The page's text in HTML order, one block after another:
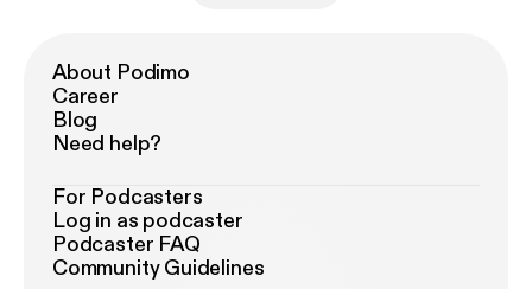
About Podimo
Career
Blog
Need help?
For Podcasters
Log in as podcaster
Podcaster FAQ
Community Guidelines